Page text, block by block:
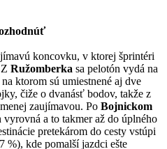
koncovku, v ktorej šprintéri
Ružomberka sa pelotón vydá na
ktorom sú umiestnené aj dve
čiže o dvanásť bodov, takže z
zaujímavou. Po Bojnickom
vyrovná a to takmer až do úplného
pretekárom do cesty vstúpi
%), kde pomalší jazdci ešte